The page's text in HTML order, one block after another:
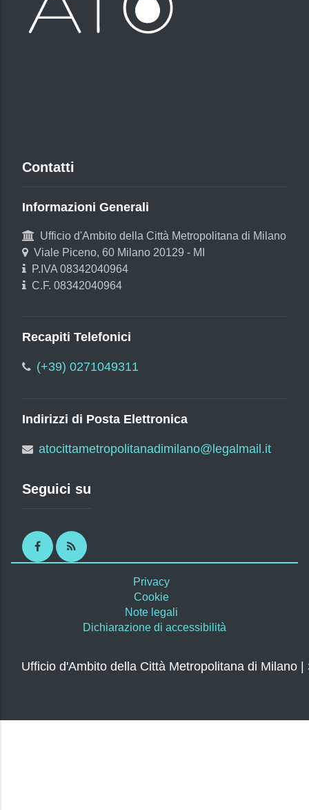
Contatti
Informazioni Generali
Ufficio d'Ambito della Città Metropolitana di Milano
Viale Piceno, 60 Milano 20129 - MI
P.IVA 08342040964
C.F. 08342040964
Recapiti Telefonici
(+39) 0271049311
Indirizzi di Posta Elettronica
atocittametropolitanadimilano@legalmail.it
Seguici su
FacebookRSS
Privacy
Cookie
Note legali
Dichiarazione di accessibilità
Ufficio d'Ambito della Città Metropolitana di Milano